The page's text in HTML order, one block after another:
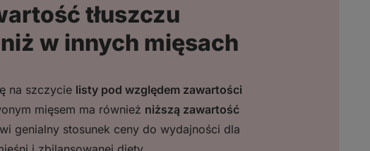
tłuszczu
w innych mięsach
na szczycie listy pod względem zawartości
mięsem ma również niższą zawartość
genialny stosunek ceny do wydajności dla